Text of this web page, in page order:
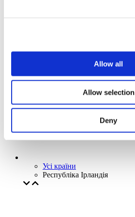
Allow all
Allow selection
Deny
Наша спецпропозиція
Без піджанру
Усі країни
Республіка Ірландія